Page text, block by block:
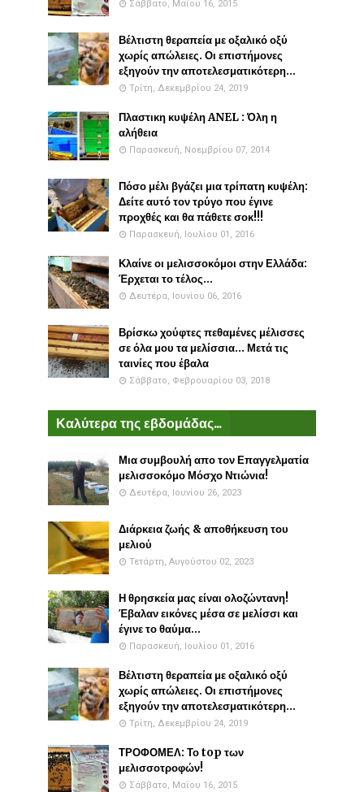
Σάββατο, Μαΐου 16, 2015
Βέλτιστη θεραπεία με οξαλικό οξύ
χωρίς απώλειες. Οι επιστήμονες
εξηγούν την αποτελεσματικότερη...
Τρίτη, Δεκεμβρίου 24, 2019
Πλαστικη κυψέλη ANEL : Όλη η
αλήθεια
Παρασκευή, Νοεμβρίου 07, 2014
Πόσο μέλι βγάζει μια τρίπατη κυψέλη:
Δείτε αυτό τον τρύγο που έγινε
προχθές και θα πάθετε σοκ!!!
Παρασκευή, Ιουλίου 01, 2016
Κλαίνε οι μελισσοκόμοι στην Ελλάδα:
Έρχεται το τέλος...
Δευτέρα, Ιουνίου 06, 2016
Βρίσκω χούφτες πεθαμένες μέλισσες
σε όλα μου τα μελίσσια... Μετά τις
ταινίες που έβαλα
Σάββατο, Φεβρουαρίου 03, 2018
Καλύτερα της εβδομάδας...
Μια συμβουλή απο τον Επαγγελματία
μελισσοκόμο Μόσχο Ντιώνια!
Δευτέρα, Ιουνίου 26, 2023
Διάρκεια ζωής & αποθήκευση του
μελιού
Τετάρτη, Αυγούστου 02, 2023
Η θρησκεία μας είναι ολοζώντανη!
Έβαλαν εικόνες μέσα σε μελίσσι και
έγινε το θαύμα...
Παρασκευή, Ιουλίου 01, 2016
Βέλτιστη θεραπεία με οξαλικό οξύ
χωρίς απώλειες. Οι επιστήμονες
εξηγούν την αποτελεσματικότερη...
Τρίτη, Δεκεμβρίου 24, 2019
ΤΡΟΦΟΜΕΛ: Το top των
μελισσοτροφών!
Σάββατο, Μαΐου 16, 2015